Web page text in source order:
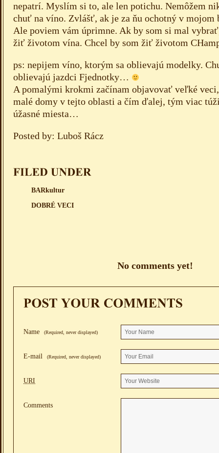
nepatrí. Myslím si to, ale len potichu. Nemôžem
chuť na víno. Zvlášť, ak je za ňu ochotný v mojom
Ale poviem vám úprimne. Ak by som si mal
žiť životom vína. Chcel by som žiť životom
ps: nepijem víno, ktorým sa oblievajú modelky.
oblievajú jazdci Fjednotky…
A pomalými krokmi začínam objavovať veľké
malé domy v tejto oblasti a čím ďalej, tým viac
úžasné miesta…
Posted by: Luboš Rácz
BARkultur
DOBRÉ VECI
No comments yet!
Name (Required, never displayed)
E-mail (Required, never displayed)
URI
Comments